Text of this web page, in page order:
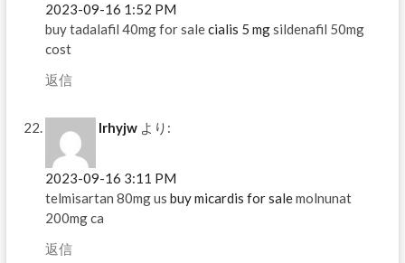
2023-09-16 1:52 PM
buy tadalafil 40mg for salecialis 5 mgsildenafil 50mg
cost
返信
Irhyjw より:
2023-09-16 3:11 PM
telmisartan 80mg us buy micardis for salemolnunat
200mg ca
返信